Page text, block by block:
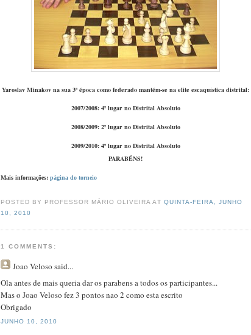
Yaroslav Minakov na sua 3ª época como federado mantém-se na elite escaquística distrital:
2007/2008: 4º lugar no Distrital Absoluto
2008/2009: 2º lugar no Distrital Absoluto
2009/2010: 4º lugar no Distrital Absoluto
PARABÉNS!
Mais informações: página do torneio
POSTED BY PROFESSOR MÁRIO OLIVEIRA AT QUINTA-FEIRA, JUNHO
10, 2010
1 COMMENTS:
Joao Veloso said...
Ola antes de mais queria dar os parabens a todos os participantes...
Mas o Joao Veloso fez 3 pontos nao 2 como esta escrito
Obrigado
JUNHO 10, 2010